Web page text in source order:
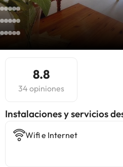
8.8
34 opiniones
Instalaciones y servicios
Wifi e Internet